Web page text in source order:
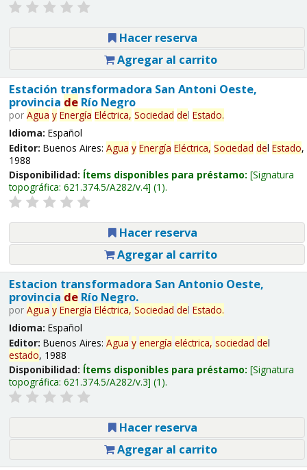
Hacer reserva
Agregar al carrito
Estación transformadora San Antoni Oeste,
provincia deRío Negro
por Agua y Energía Eléctrica, Sociedad del Estado.
Idioma: Español
Editor: Buenos Aires: Agua y Energía Eléctrica, Sociedad del Estado,
1988
Disponibilidad: Ítems disponibles para préstamo: Signatura
topográfica: 621.374.5/A282/v.4 (1).
Hacer reserva
Agregar al carrito
Estacion transformadora San Antonio Oeste,
provincia deRío Negro.
por Agua y Energía Eléctrica, Sociedad del Estado.
Idioma: Español
Editor: Buenos Aires: Agua y energía eléctrica, sociedad del
estado, 1988
Disponibilidad: Ítems disponibles para préstamo: Signatura
topográfica: 621.374.5/A282/v.3 (1).
Hacer reserva
Agregar al carrito